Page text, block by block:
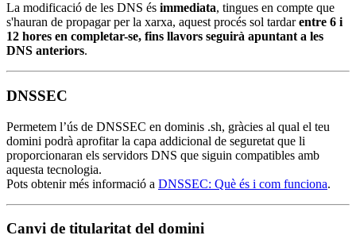
La modificació de les DNS és immediata, tingues en compte que
s'hauran de propagar per la xarxa, aquest procés sol tardarentre 6 i
12 hores en completar-se, fins llavors seguirà apuntant a les
DNS anteriors.
DNSSEC
Permetem l’ús de DNSSEC en dominis .sh, gràcies al qual el teu
domini podrà aprofitar la capa addicional de seguretat que li
proporcionaran els servidors DNS que siguin compatibles amb
aquesta tecnologia.
Pots obtenir més informació a DNSSEC: Què és i com funciona.
Canvi de titularitat del domini